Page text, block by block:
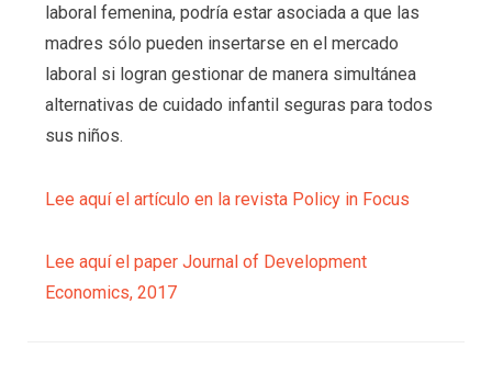
laboral femenina, podría estar asociada a que las
madres sólo pueden insertarse en el mercado
laboral si logran gestionar de manera simultánea
alternativas de cuidado infantil seguras para todos
sus niños.
Lee aquí el artículo en la revista Policy in Focus
Lee aquí el paper Journal of Development
Economics, 2017